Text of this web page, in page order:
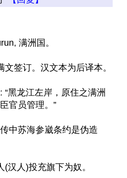
满洲国。
文签订。汉文本为后译本。
“黑龙江左岸，原住之满洲
官员管理。”
中苏海参崴条约是伪造
汉人)投充旗下为奴。